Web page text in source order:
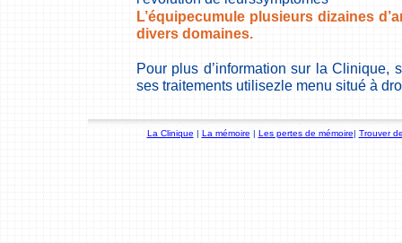
L’équipecumule plusieurs dizaines
divers domaines.
Pour plus d’information sur la Clinique,
ses traitements utilisezle menu situé à
La Clinique | La mémoire | Les pertes de mémoire| Trouver